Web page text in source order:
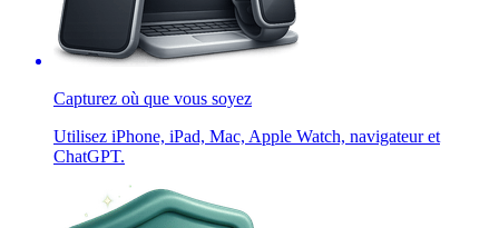
Capturez où que vous soyez
Utilisez iPhone, iPad, Mac, Apple Watch, navigateur et
ChatGPT.